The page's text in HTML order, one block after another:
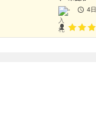
-
4日